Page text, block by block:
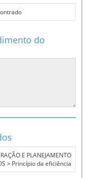
do
E PLANEJAMENTO
> Princípio da eficiência